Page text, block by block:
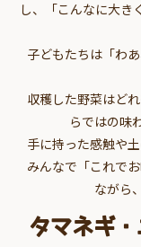
し、「こんなに大き
子どもたちは「わ
収穫した野菜はど
らではの味
手に持った感触や
みんなで「これで
ながら
タマネギ